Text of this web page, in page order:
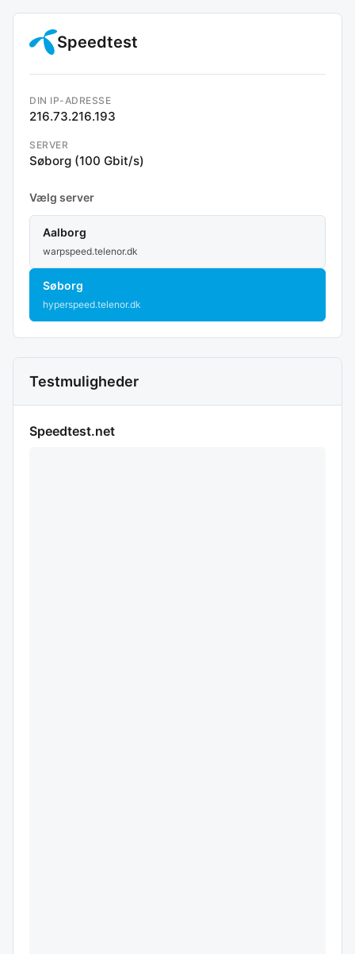
Speedtest
DIN IP-ADRESSE
216.73.216.193
SERVER
Søborg (100 Gbit/s)
Vælg server
Aalborg
warpspeed.telenor.dk
Søborg
hyperspeed.telenor.dk
Testmuligheder
Speedtest.net